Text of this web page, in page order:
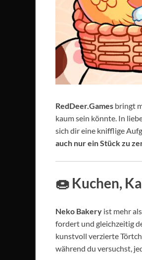
RedDeer.Games bringt
kaum sein könnte. In
sich dir eine knifflige
auch nur ein Stück zu
🍩 Kuchen,
Neko Bakery ist mehr
fordert und gleichzeitig
kunstvoll verzierte
während du versuchst,